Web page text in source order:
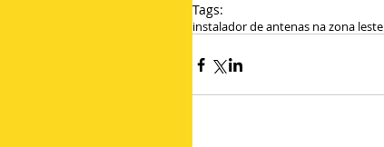
Tags:
instalador de antenas na zona leste